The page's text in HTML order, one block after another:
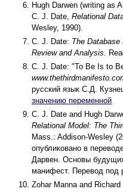
Hugh Darwen (writing as
C. J. Date, Relational
Wesley, 1990).
C. J. Date: The
Review and Analysis.
C. J. Date: "To Be Is to
русский язык С.Д.
значению переменной
C. J. Date and Hugh
Relational Model: The
Mass.: Addison-Wesley
опубликовано в
Дарвен. Основы
манифест. Перевод под
Zohar Manna and Richard